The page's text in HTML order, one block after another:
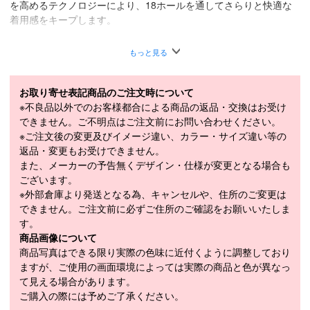
を高めるテクノロジーにより、18ホールを通してさらりと快適な
着用感をキープします。
Nike Dri-FITテクノロジーが、肌から汗を逃がしてすばやく蒸発さ
スナップボタンとベルトループ付きの伸縮ウエストバンドが、プレ
ーに必要なストレッチ性を提供。伝統的なスタイルも維持します。
軽くて耐久性に優れたウーブンツイル素材。
ジッパー付きのサイドポケット
後ろにドロップインポケット
モデルの身長193cm、Mサイズ着用
スタンダードフィット：定番の快適な着用感
素材
本体：ナイロン 96％、 ポリウレタン 4％
メーカー公表サ
イズ目安（cm）
L : ウエスト 82、ヒップ 116、前股上 33、渡
り幅 35、股下 22、裾幅 37
XL : ウエスト 88、ヒップ 121、前股上 35、
渡り幅 38、股下 22、裾幅 38
もっと見る
お取り寄せ表記商品のご注文時について
※不良品以外でのお客様都合による商品の返品・交換はお受け
できません。ご不明点はご注文前にお問い合わせください。
※ご注文後の変更及びイメージ違い、カラー・サイズ違い等の
返品・変更もお受けできません。
また、メーカーの予告無くデザイン・仕様が変更となる場合も
ございます。
※外部倉庫より発送となる為、キャンセルや、住所のご変更は
できません。ご注文前に必ずご住所のご確認をお願いいたしま
す。
商品画像について
商品写真はできる限り実際の色味に近付くように調整しており
ますが、ご使用の画面環境によっては実際の商品と色が異なっ
て見える場合があります。
ご購入の際には予めご了承ください。